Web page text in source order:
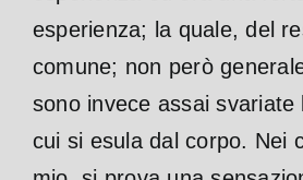
esperienza; la quale, del
comune; non però
sono invece assai svariate
cui si esula dal corpo. Nei